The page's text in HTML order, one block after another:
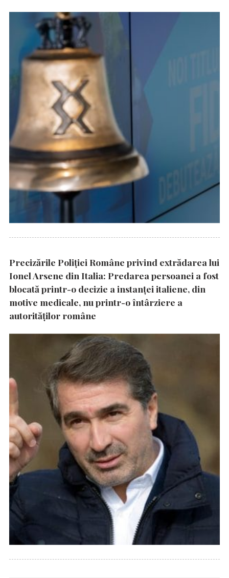
Precizările Poliţiei Române privind extrădarea lui
Ionel Arsene din Italia: Predarea persoanei a fost
blocată printr-o decizie a instanţei italiene, din
motive medicale, nu printr-o întârziere a
autorităţilor române